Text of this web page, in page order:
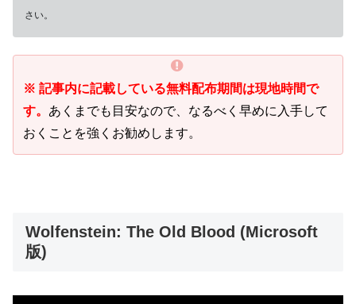
さい。
※ 記事内に記載している無料配布期間は現地時間で
す。 あくまでも目安なので、なるべく早めに入手して
おくことを強くお勧めします。
Wolfenstein: The Old Blood (Microsoft
版)